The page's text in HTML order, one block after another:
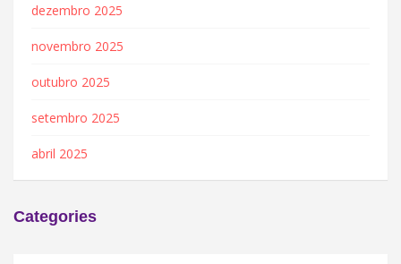
dezembro 2025
novembro 2025
outubro 2025
setembro 2025
abril 2025
Categories